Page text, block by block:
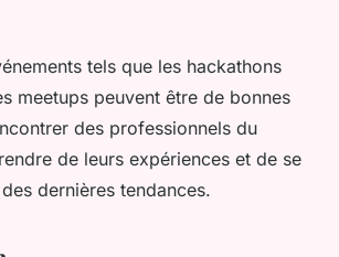
tels que les hackathons
meetups peuvent être de bonnes
des professionnels du
de leurs expériences et de se
dernières tendances.